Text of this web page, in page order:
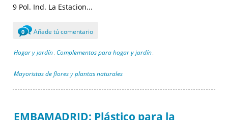
9 Pol. Ind. La Estacion...
0 Añade tú comentario
Hogar y jardín , Complementos para hogar y jardín ,
Mayoristas de flores y plantas naturales
EMBAMADRID: Plástico para la